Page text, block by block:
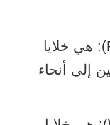
(RBC): هي خلايا
إلى أنحاء